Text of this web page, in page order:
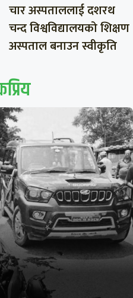
चार अस्पताललाई दशरथ
चन्द विश्वविद्यालयको शिक्षण
अस्पताल बनाउन स्वीकृति